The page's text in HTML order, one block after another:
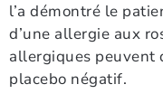
l’a démontré le
d’une allergie aux
allergiques peuvent
placebo négatif.